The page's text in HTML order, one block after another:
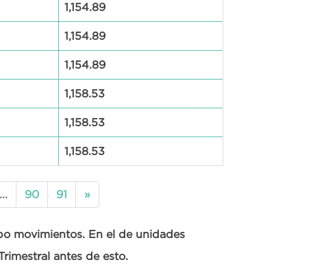
1,154.89
1,154.89
1,154.89
1,158.53
1,158.53
1,158.53
... 90 91 »
movimientos. En el de unidades
antes de esto.